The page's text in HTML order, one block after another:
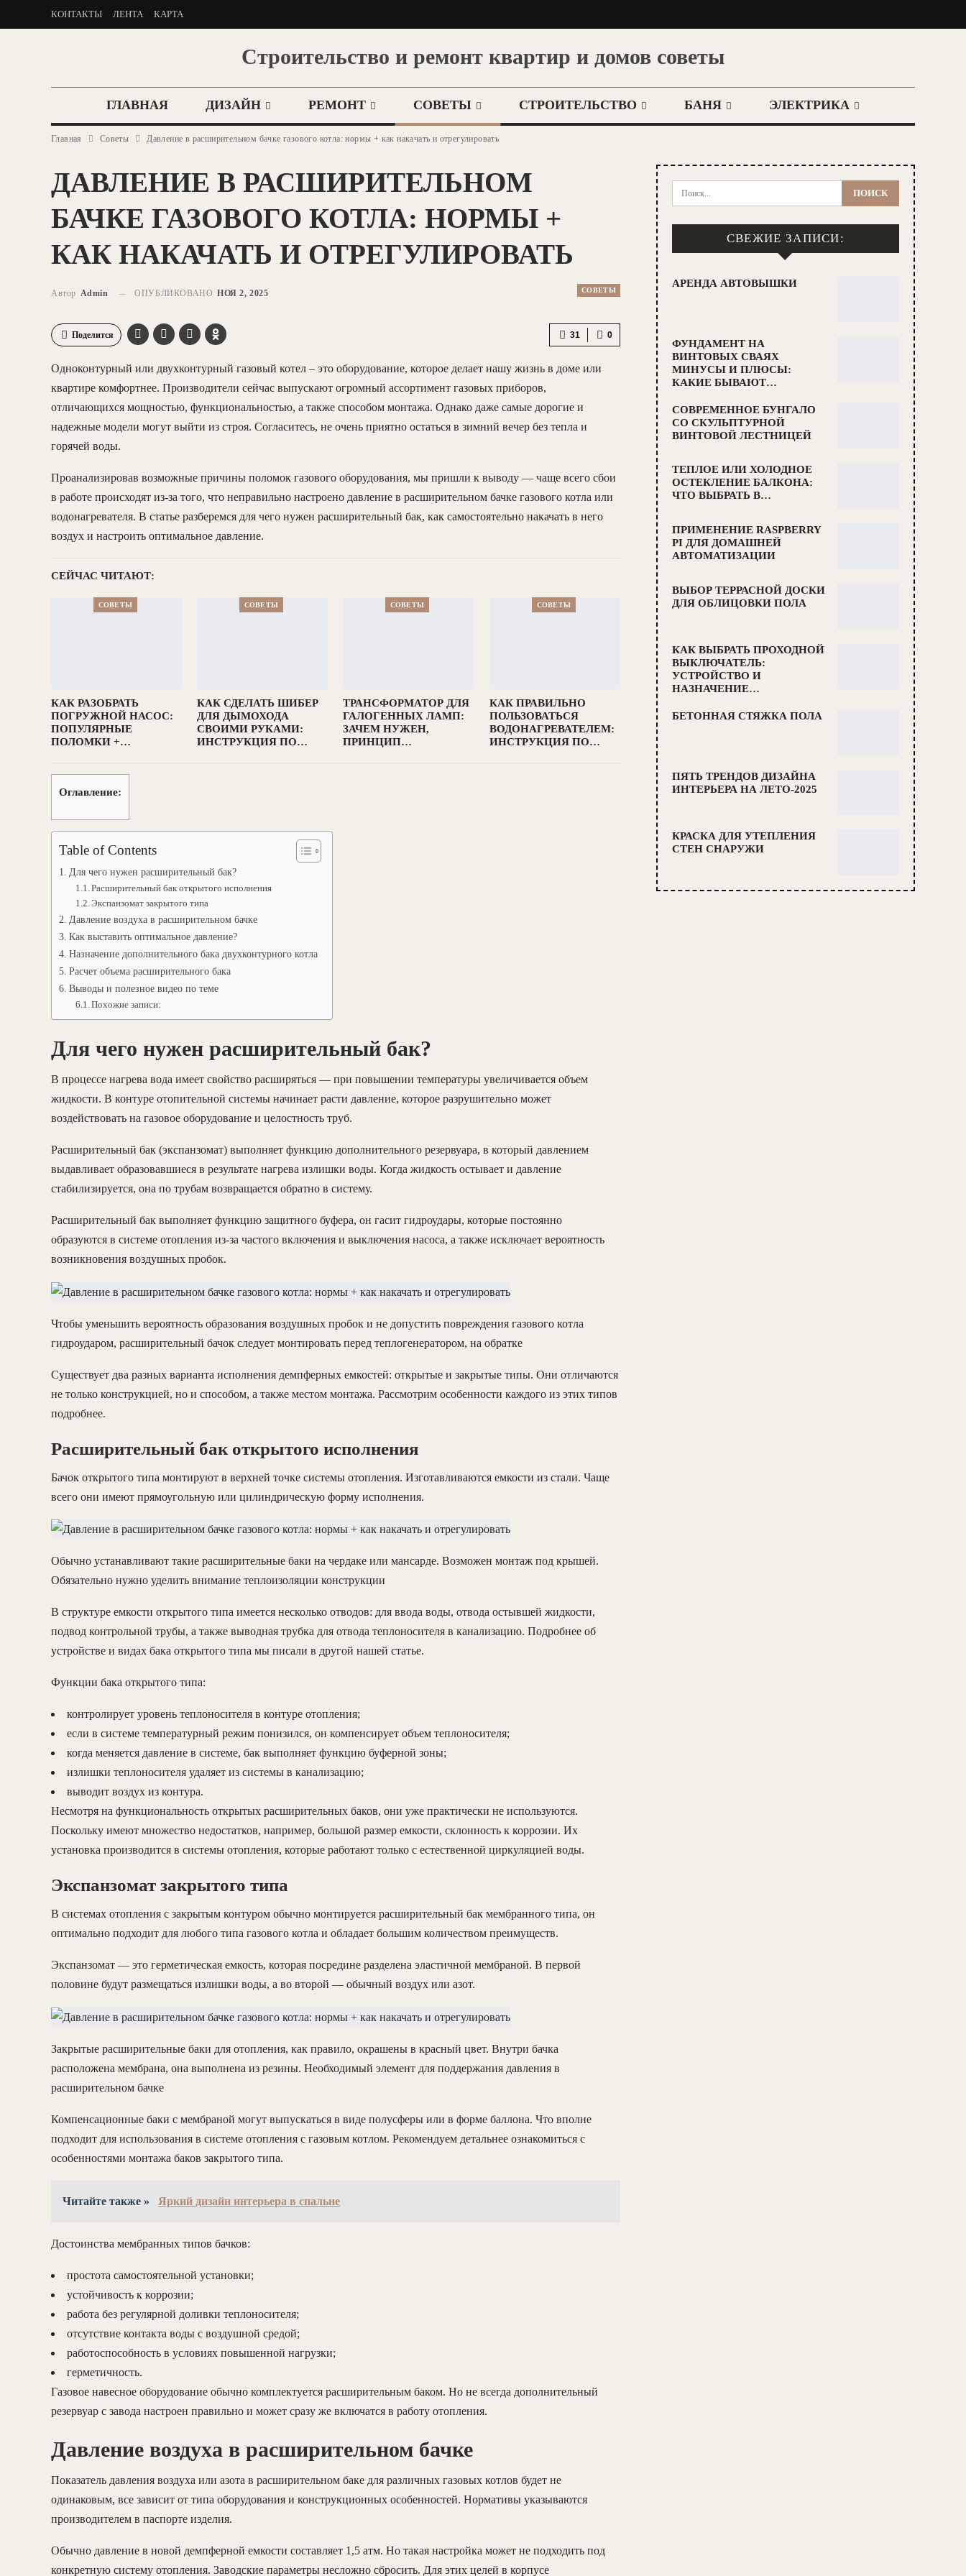
КОНТАКТЫ ЛЕНТА КАРТА
Строительство и ремонт квартир и домов советы
ГЛАВНАЯ ДИЗАЙН РЕМОНТ СОВЕТЫ СТРОИТЕЛЬСТВО БАНЯ ЭЛЕКТРИКА
Главная Советы Давление в расширительном бачке газового котла: нормы + как накачать и отрегулировать
ДАВЛЕНИЕ В РАСШИРИТЕЛЬНОМ
БАЧКЕ ГАЗОВОГО КОТЛА: НОРМЫ +
КАК НАКАЧАТЬ И ОТРЕГУЛИРОВАТЬ
СОВЕТЫ
Автор Admin ОПУБЛИКОВАНО НОЯ 2, 2025
0
31
Поделится
Одноконтурный или двухконтурный газовый котел – это оборудование, которое делает нашу жизнь в доме или
квартире комфортнее. Производители сейчас выпускают огромный ассортимент газовых приборов,
отличающихся мощностью, функциональностью, а также способом монтажа. Однако даже самые дорогие и
надежные модели могут выйти из строя. Согласитесь, не очень приятно остаться в зимний вечер без тепла и
горячей воды.
Проанализировав возможные причины поломок газового оборудования, мы пришли к выводу — чаще всего сбои
в работе происходят из-за того, что неправильно настроено давление в расширительном бачке газового котла или
водонагревателя. В статье разберемся для чего нужен расширительный бак, как самостоятельно накачать в него
воздух и настроить оптимальное давление.
СЕЙЧАС ЧИТАЮТ:
СОВЕТЫ
КАК РАЗОБРАТЬ
ПОГРУЖНОЙ НАСОС:
ПОПУЛЯРНЫЕ
ПОЛОМКИ +…
СОВЕТЫ
КАК СДЕЛАТЬ ШИБЕР
ДЛЯ ДЫМОХОДА
СВОИМИ РУКАМИ:
ИНСТРУКЦИЯ ПО…
СОВЕТЫ
ТРАНСФОРМАТОР ДЛЯ
ГАЛОГЕННЫХ ЛАМП:
ЗАЧЕМ НУЖЕН,
ПРИНЦИП…
СОВЕТЫ
КАК ПРАВИЛЬНО
ПОЛЬЗОВАТЬСЯ
ВОДОНАГРЕВАТЕЛЕМ:
ИНСТРУКЦИЯ ПО…
Оглавление:
Table of Contents
Для чего нужен расширительный бак?
Расширительный бак открытого исполнения
Экспанзомат закрытого типа
Давление воздуха в расширительном бачке
Как выставить оптимальное давление?
Назначение дополнительного бака двухконтурного котла
Расчет объема расширительного бака
Выводы и полезное видео по теме
Похожие записи:
Для чего нужен расширительный бак?
В процессе нагрева вода имеет свойство расширяться — при повышении температуры увеличивается объем
жидкости. В контуре отопительной системы начинает расти давление, которое разрушительно может
воздействовать на газовое оборудование и целостность труб.
Расширительный бак (экспанзомат) выполняет функцию дополнительного резервуара, в который давлением
выдавливает образовавшиеся в результате нагрева излишки воды. Когда жидкость остывает и давление
стабилизируется, она по трубам возвращается обратно в систему.
Расширительный бак выполняет функцию защитного буфера, он гасит гидроудары, которые постоянно
образуются в системе отопления из-за частого включения и выключения насоса, а также исключает вероятность
возникновения воздушных пробок.
Чтобы уменьшить вероятность образования воздушных пробок и не допустить повреждения газового котла
гидроударом, расширительный бачок следует монтировать перед теплогенератором, на обратке
Существует два разных варианта исполнения демпферных емкостей: открытые и закрытые типы. Они отличаются
не только конструкцией, но и способом, а также местом монтажа. Рассмотрим особенности каждого из этих типов
подробнее.
Расширительный бак открытого исполнения
Бачок открытого типа монтируют в верхней точке системы отопления. Изготавливаются емкости из стали. Чаще
всего они имеют прямоугольную или цилиндрическую форму исполнения.
Обычно устанавливают такие расширительные баки на чердаке или мансарде. Возможен монтаж под крышей.
Обязательно нужно уделить внимание теплоизоляции конструкции
В структуре емкости открытого типа имеется несколько отводов: для ввода воды, отвода остывшей жидкости,
подвод контрольной трубы, а также выводная трубка для отвода теплоносителя в канализацию. Подробнее об
устройстве и видах бака открытого типа мы писали в другой нашей статье.
Функции бака открытого типа:
контролирует уровень теплоносителя в контуре отопления;
если в системе температурный режим понизился, он компенсирует объем теплоносителя;
когда меняется давление в системе, бак выполняет функцию буферной зоны;
излишки теплоносителя удаляет из системы в канализацию;
выводит воздух из контура.
Несмотря на функциональность открытых расширительных баков, они уже практически не используются.
Поскольку имеют множество недостатков, например, большой размер емкости, склонность к коррозии. Их
установка производится в системы отопления, которые работают только с естественной циркуляцией воды.
Экспанзомат закрытого типа
В системах отопления с закрытым контуром обычно монтируется расширительный бак мембранного типа, он
оптимально подходит для любого типа газового котла и обладает большим количеством преимуществ.
Экспанзомат — это герметическая емкость, которая посредине разделена эластичной мембраной. В первой
половине будут размещаться излишки воды, а во второй — обычный воздух или азот.
Закрытые расширительные баки для отопления, как правило, окрашены в красный цвет. Внутри бачка
расположена мембрана, она выполнена из резины. Необходимый элемент для поддержания давления в
расширительном бачке
Компенсационные баки с мембраной могут выпускаться в виде полусферы или в форме баллона. Что вполне
подходит для использования в системе отопления с газовым котлом. Рекомендуем детальнее ознакомиться с
особенностями монтажа баков закрытого типа.
Читайте также » Яркий дизайн интерьера в спальне
Достоинства мембранных типов бачков:
простота самостоятельной установки;
устойчивость к коррозии;
работа без регулярной доливки теплоносителя;
отсутствие контакта воды с воздушной средой;
работоспособность в условиях повышенной нагрузки;
герметичность.
Газовое навесное оборудование обычно комплектуется расширительным баком. Но не всегда дополнительный
резервуар с завода настроен правильно и может сразу же включатся в работу отопления.
Давление воздуха в расширительном бачке
Показатель давления воздуха или азота в расширительном баке для различных газовых котлов будет не
одинаковым, все зависит от типа оборудования и конструкционных особенностей. Нормативы указываются
производителем в паспорте изделия.
Обычно давление в новой демпферной емкости составляет 1,5 атм. Но такая настройка может не подходить под
конкретную систему отопления. Заводские параметры несложно сбросить. Для этих целей в корпусе
СВЕЖИЕ ЗАПИСИ:
АРЕНДА АВТОВЫШКИ
ФУНДАМЕНТ НА
ВИНТОВЫХ СВАЯХ
МИНУСЫ И ПЛЮСЫ:
КАКИЕ БЫВАЮТ…
СОВРЕМЕННОЕ БУНГАЛО
СО СКУЛЬПТУРНОЙ
ВИНТОВОЙ ЛЕСТНИЦЕЙ
ТЕПЛОЕ ИЛИ ХОЛОДНОЕ
ОСТЕКЛЕНИЕ БАЛКОНА:
ЧТО ВЫБРАТЬ В…
ПРИМЕНЕНИЕ RASPBERRY
PI ДЛЯ ДОМАШНЕЙ
АВТОМАТИЗАЦИИ
ВЫБОР ТЕРРАСНОЙ ДОСКИ
ДЛЯ ОБЛИЦОВКИ ПОЛА
КАК ВЫБРАТЬ ПРОХОДНОЙ
ВЫКЛЮЧАТЕЛЬ:
УСТРОЙСТВО И
НАЗНАЧЕНИЕ…
БЕТОННАЯ СТЯЖКА ПОЛА
ПЯТЬ ТРЕНДОВ ДИЗАЙНА
ИНТЕРЬЕРА НА ЛЕТО-2025
КРАСКА ДЛЯ УТЕПЛЕНИЯ
СТЕН СНАРУЖИ